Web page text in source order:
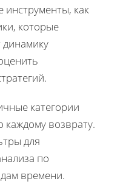
инструменты, как
которые
категории
каждому возврату.
для
по
времени.